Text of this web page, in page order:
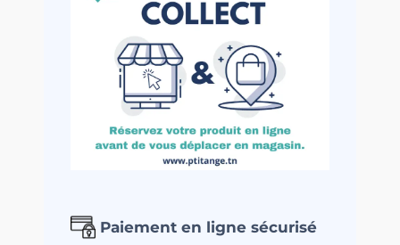
Paiement en ligne sécurisé